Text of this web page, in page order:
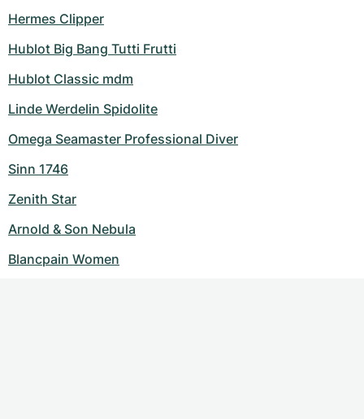
Hermes Clipper
Hublot Big Bang Tutti Frutti
Hublot Classic mdm
Linde Werdelin Spidolite
Omega Seamaster Professional Diver
Sinn 1746
Zenith Star
Arnold & Son Nebula
Blancpain Women